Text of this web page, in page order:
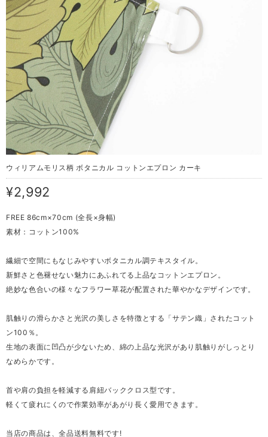
ウィリアムモリス柄 ボタニカル コットンエプロン カーキ
¥2,992
FREE 86cm×70cm (全長×身幅)
素材：コットン100%
繊細で空間にもなじみやすいボタニカル調テキスタイル。
新鮮さと色褪せない魅力にあふれてる上品なコットンエプロン。
絶妙な色合いの様々なフラワー草花が配置された華やかなデザインです。
肌触りの滑らかさと光沢の美しさを特徴とする「サテン織」されたコット
ン100％。
生地の表面に凹凸が少ないため、綿の上品な光沢があり肌触りがしっとり
なめらかです。
首や肩の負担を軽減する肩紐バッククロス型です。
軽くて疲れにくので作業効率があがり長く愛用できます。
当店の商品は、全品送料無料です!